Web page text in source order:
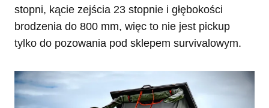
stopni, kącie zejścia 23 stopnie i głębokości
brodzenia do 800 mm, więc to nie jest pickup
tylko do pozowania pod sklepem survivalowym.